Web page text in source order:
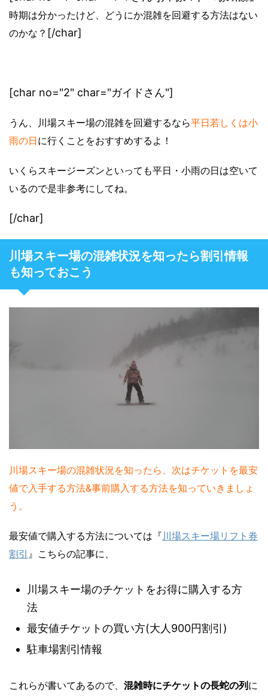
時期は分かったけど、どうにか混雑を回避する方法はない
のかな？ [/char]
[char no="2" char="ガイドさん"]
うん、川場スキー場の混雑を回避するなら平日若しくは小
雨の日に行くことをおすすめするよ！
いくらスキージーズンといっても平日・小雨の日は空いて
いるので是非参考にしてね。
[/char]
川場スキー場の混雑状況を知ったら割引情報
も知っておこう
川場スキー場の混雑状況を知ったら、次はチケットを最安
値で入手する方法&事前購入する方法を知っていきましょ
う。
最安値で購入する方法については『 川場スキー場リフト券
割引 』こちらの記事に、
川場スキー場のチケットをお得に購入する方
法
最安値チケットの買い方(大人900円割引)
駐車場割引情報
これらが書いてあるので、 混雑時にチケットの長蛇の列に